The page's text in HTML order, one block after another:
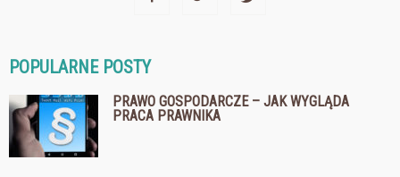
POPULARNE POSTY
PRAWO GOSPODARCZE – JAK WYGLĄDA
PRACA PRAWNIKA